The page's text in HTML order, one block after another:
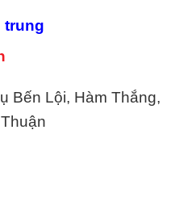
trung
Bến Lội, Hàm Thắng,